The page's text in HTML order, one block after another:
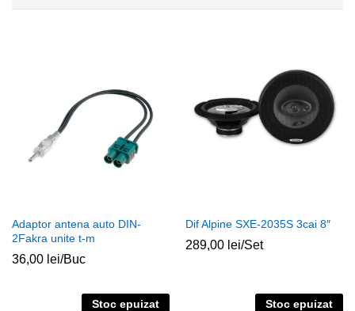
Adaptor antena auto DIN-
2Fakra unite t-m
36,00 lei/Buc
Dif Alpine SXE-2035S 3cai 8″
289,00 lei/Set
Stoc epuizat Stoc epuizat